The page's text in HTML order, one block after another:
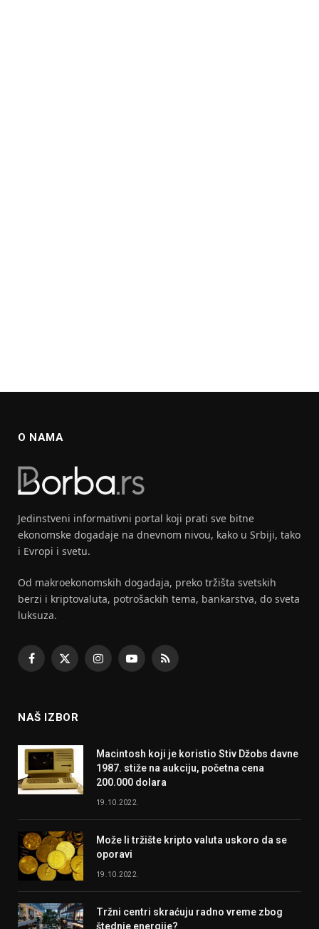
O NAMA
Jedinstveni informativni portal koji prati sve bitne
ekonomske dogadaje na dnevnom nivou, kako u Srbiji, tako
i Evropi i svetu.
Od makroekonomskih dogadaja, preko tržišta svetskih
berzi i kriptovaluta, potrošackih tema, bankarstva, do sveta
luksuza.
Facebook
X
InstagramYouTubeRSS
NAŠ IZBOR
Macintosh koji je koristio Stiv Džobs davne
1987. stiže na aukciju, početna cena
200.000 dolara
19.10.2022.
Može li tržište kripto valuta uskoro da se
oporavi
19.10.2022.
Tržni centri skraćuju radno vreme zbog
štednje energije?